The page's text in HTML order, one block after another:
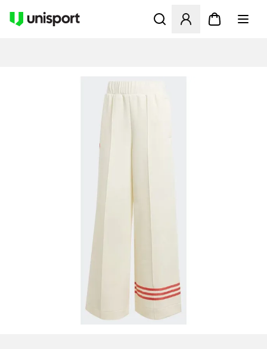
Åbner en Modal til at